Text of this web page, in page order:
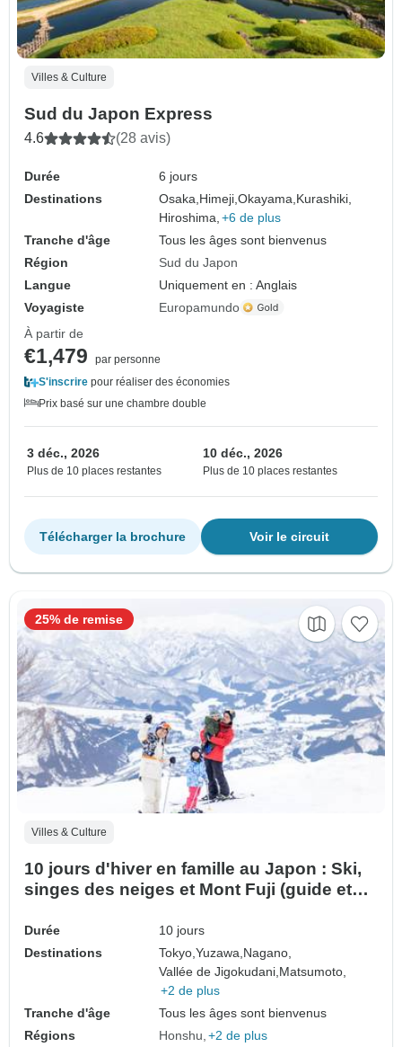
Villes & Culture
Sud du Japon Express
4.6 (28 avis)
Durée
6 jours
Destinations
Osaka, Himeji,Okayama, Kurashiki,
Hiroshima, +6 de plus
Tranche d'âge
Tous les âges sont bienvenus
Région
Sud du Japon
Langue
Uniquement en : Anglais
Voyagiste
Europamundo
À partir de
€1,479
par personne
S'inscrire pour réaliser des économies
Prix basé sur une chambre double
3 déc., 2026
Plus de 10 places restantes
10 déc., 2026
Plus de 10 places restantes
Voir le circuit
Télécharger la brochure
Villes & Culture
10 jours d'hiver en famille au Japon : Ski,
singes des neiges et Mont Fuji (guide et
Durée
10 jours
Destinations
Tokyo,Yuzawa, Nagano,
Vallée de Jigokudani, Matsumoto,
+2 de plus
Tranche d'âge
Tous les âges sont bienvenus
Régions
Honshu +2 de plus
25% de remise